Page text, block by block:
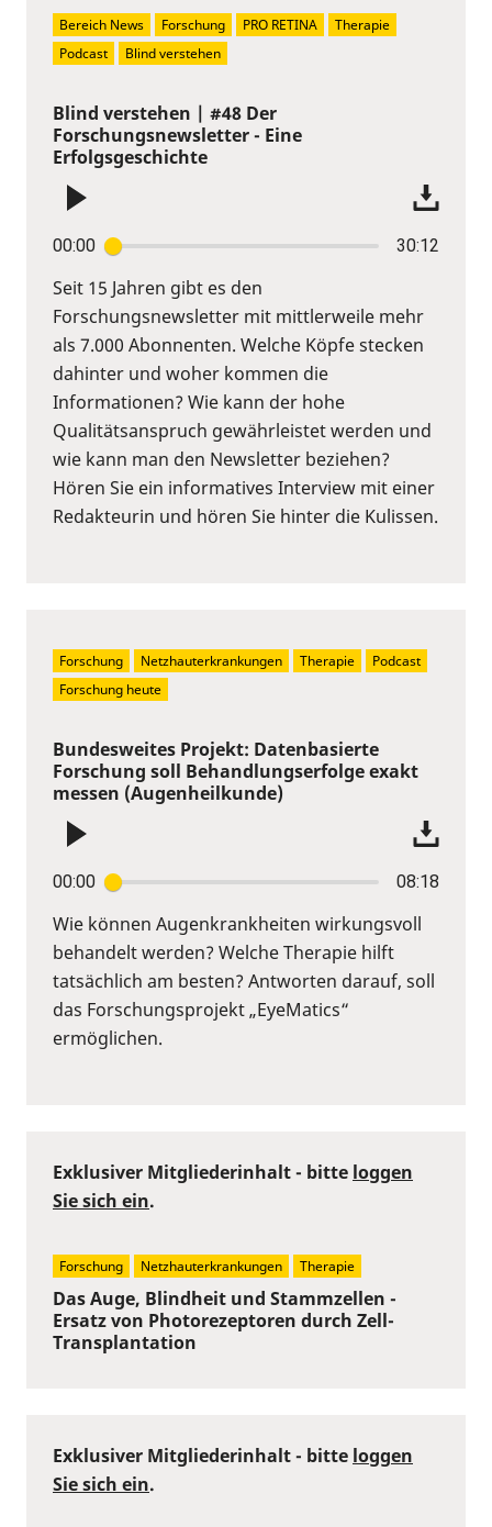
Blind verstehen | #48 Der
Forschungsnewsletter - Eine
Erfolgsgeschichte
00:00 30:12
Seit 15 Jahren gibt es den
Forschungsnewsletter mit mittlerweile mehr
als 7.000 Abonnenten. Welche Köpfe stecken
dahinter und woher kommen die
Informationen? Wie kann der hohe
Qualitätsanspruch gewährleistet werden und
wie kann man den Newsletter beziehen?
Hören Sie ein informatives Interview mit einer
Redakteurin und hören Sie hinter die Kulissen.
Bereich News Forschung PRO RETINA
Therapie
Podcast
Blind verstehen
Bundesweites Projekt: Datenbasierte
Forschung soll Behandlungserfolge exakt
messen (Augenheilkunde)
00:00 08:18
Wie können Augenkrankheiten wirkungsvoll
behandelt werden? Welche Therapie hilft
tatsächlich am besten? Antworten darauf, soll
das Forschungsprojekt „EyeMatics“
ermöglichen.
Forschung Netzhauterkrankungen Therapie
Podcast
Forschung heute
Das Auge, Blindheit und Stammzellen -
Ersatz von Photorezeptoren durch Zell-
Transplantation
Exklusiver Mitgliederinhalt - bitte loggen
Sie sich ein.
Forschung Netzhauterkrankungen Therapie
Exklusiver Mitgliederinhalt - bitte loggen
Sie sich ein.